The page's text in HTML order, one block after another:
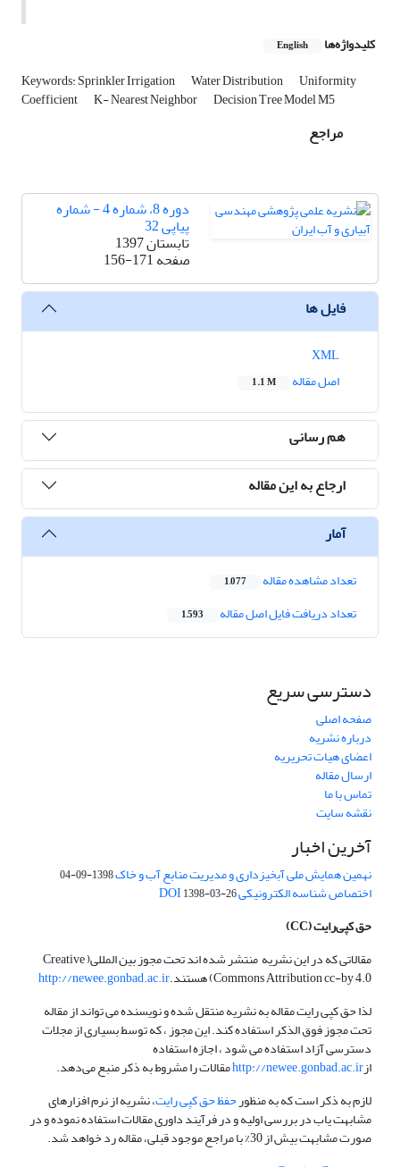
کلیدواژه‌ها English
Keywords: Sprinkler Irrigation Water Distribution Uniformity
Coefficient K- Nearest Neighbor Decision Tree Model M5
مراجع
دوره 8، شماره 4 - شماره
پیاپی 32
تابستان 1397
صفحه156-171
فایل ها
اصل مقاله
1.1 M
هم رسانی
ارجاع به این مقاله
آمار
تعداد مشاهده مقاله 1,077
تعداد دریافت فایل اصل مقاله 1,593
دسترسی سریع
صفحه اصلی
درباره نشریه
اعضای هیات تحریریه
ارسال مقاله
تماس با ما
نقشه سایت
آخرین اخبار
نهمین همایش ملی آبخیزداری و مدیریت منابع آب و خاک1398-09-04
اختصاص شناسه الکترونیکی DOI1398-03-26
حق کپی‌رایت(CC)
مقالاتی که در این نشریه منتشر شده اند تحت مجوز بین المللی( Creative
Commons Attribution cc-by 4.0) هستند.
http://newee.gonbad.ac.ir
لذا حق کپی رایت مقاله به نشریه منتقل شده و نویسنده می تواند از مقاله
تحت مجوز فوق الذکر استفاده کند. این مجوز ، که توسط بسیاری از مجلات
دسترسی آزاد استفاده می شود ، اجازه استفاده
ازhttp://newee.gonbad.ac.irمقالات را مشروط به ذکر منبع می‌دهد.
لازم به ذکر است که به منظورحفظ حق کپی رایت، نشریه از نرم افزارهای
مشابهت یاب در بررسی اولیه و در فرآیند داوری مقالات استفاده نموده و در
صورت مشابهت بیش از 30% با مراجع موجود قبلی، مقاله رد خواهد شد.